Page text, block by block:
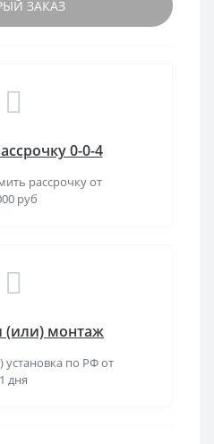
ЗАКАЗ
0-0-4
рассрочку от
руб
(или) монтаж
установка по РФ от
1 дня